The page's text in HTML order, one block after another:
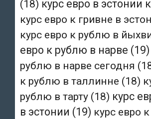
(18) курс евро в эстонии
курс евро к гривне в
курс евро к рублю в
евро к рублю в нарве (19)
рублю в нарве сегодня
к рублю в таллинне (18)
рублю в тарту (18) курс
в эстонии (19) курс евро